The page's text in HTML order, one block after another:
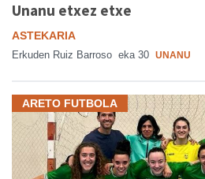
Unanu etxez etxe
ASTEKARIA
Erkuden Ruiz Barroso eka 30 UNANU
ARETO FUTBOLA